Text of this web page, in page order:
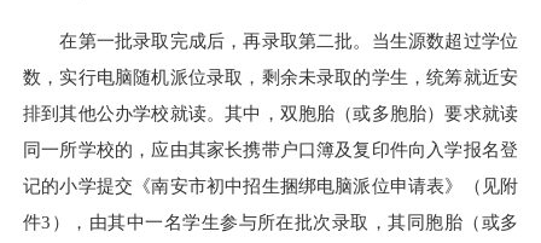
在第一批录取完成后，再录取第二批。当生源数超过学位
数，实行电脑随机派位录取，剩余未录取的学生，统筹就近安
排到其他公办学校就读。其中，双胞胎（或多胞胎）要求就读
同一所学校的，应由其家长携带户口簿及复印件向入学报名登
记的小学提交《南安市初中招生捆绑电脑派位申请表》（见附
件3），由其中一名学生参与所在批次录取，其同胞胎（或多